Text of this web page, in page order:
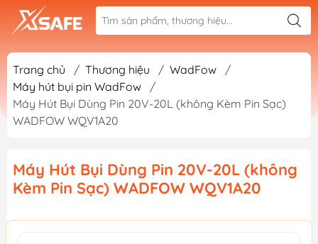
Trang chủ / Thương hiệu / WadFow
/
Máy hút bụi pin WadFow
/
Máy Hút Bụi Dùng Pin 20V-20L (không Kèm Pin Sạc)
WADFOW WQV1A20
Máy Hút Bụi Dùng Pin 20V-20L (không
Kèm Pin Sạc) WADFOW WQV1A20